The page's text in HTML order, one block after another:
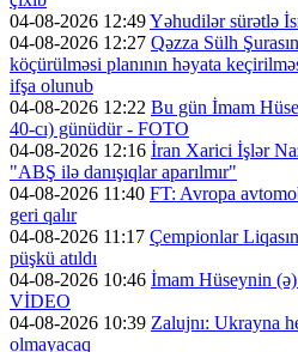
04-08-2026 12:49Yəhudilər sürətlə
04-08-2026 12:27 Qəzza Sülh
köçürülməsi planının həyata
ifşa olunub
04-08-2026 12:22 Bu gün İmam
40-cı) günüdür - FOTO
04-08-2026 12:16 İran Xarici İşlər
"ABŞ ilə danışıqlar aparılmır"
04-08-2026 11:40 FT: Avropa
geri qalır
04-08-2026 11:17 Çempionlar
püşkü atıldı
04-08-2026 10:46 İmam Hüseynin
VİDEO
04-08-2026 10:39 Zalujnı: Ukrayna
olmayacaq